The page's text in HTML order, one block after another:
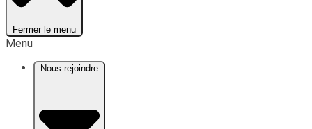
Fermer le menu
Menu
Nous rejoindre